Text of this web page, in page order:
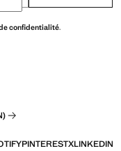
confidentialité.
PINTERESTXLINKEDIN